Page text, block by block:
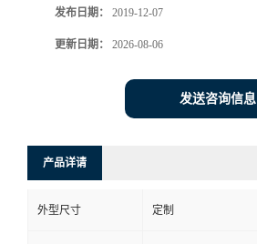
发布日期： 2019-12-07
更新日期： 2026-08-06
发送咨询信息
产品详请
外型尺寸 定制